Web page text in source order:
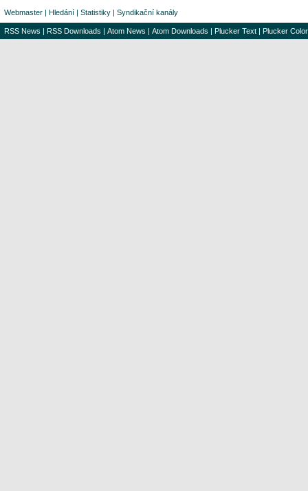
Webmaster | Hledání | Statistiky | Syndikační kanály
RSS News | RSS Downloads | Atom News | Atom Downloads | Plucker Text | Plucker Color